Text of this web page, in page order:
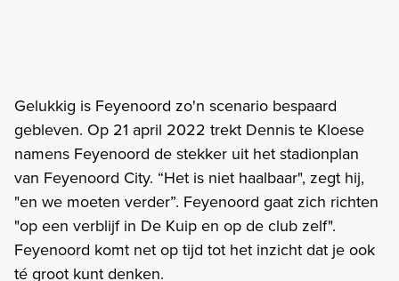
Gelukkig is Feyenoord zo'n scenario bespaard
gebleven. Op 21 april 2022 trekt Dennis te Kloese
namens Feyenoord de stekker uit het stadionplan
van Feyenoord City. “Het is niet haalbaar", zegt hij,
"en we moeten verder”. Feyenoord gaat zich richten
"op een verblijf in De Kuip en op de club zelf".
Feyenoord komt net op tijd tot het inzicht dat je ook
té groot kunt denken.